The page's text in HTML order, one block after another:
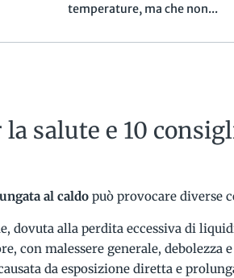
temperature, ma che non...
salute e 10
al caldopuò provocare diverse
dovuta alla perdita eccessiva di
con malessere generale, debolezza
da esposizione diretta e